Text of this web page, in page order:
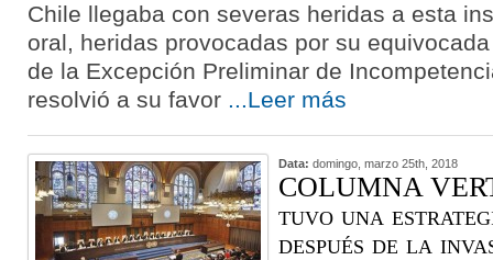
Chile llegaba con severas heridas a esta
oral, heridas provocadas por su
de la Excepción Preliminar de
resolvió a su favor ...Leer más
Data: domingo, marzo 25th, 2018
COLUMNA
tuvo una
después de la